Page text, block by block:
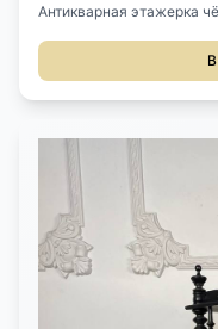
Антикварная этажерка